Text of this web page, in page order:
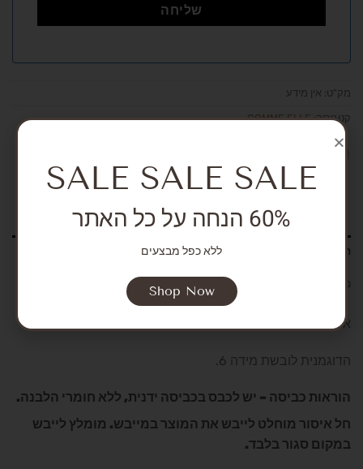
מק"ט: אין מידע
קטגוריה:COMME ELLE
תיאור
מידע נוסף
אוברול בסגנון בלייזר אלגנטי עם עיטור כפתורי זהב מרשימים.
הדוגמנית לובשת מידה 6.
הוראות כביסה – יש לכבס בכביסה ידנית, ללא חומרי הלבנה.
חל איסור מוחלט לייבש את המוצר במייבש. מומלץ לייבש
במקום סגור בלבד.
SALE SALE SALE
60% הנחה על כל האתר
ללא כפל מבצעים
Shop Now